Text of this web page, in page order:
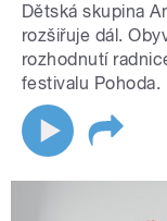
Dětská skupina
rozšiřuje dál.
rozhodnutí
festivalu Pohoda.